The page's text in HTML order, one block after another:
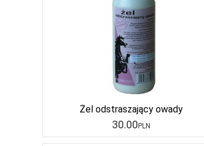
Żel odstraszający owady
30.00PLN